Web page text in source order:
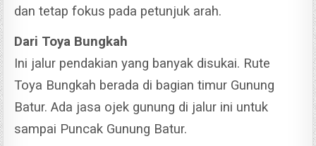
dan tetap fokus pada petunjuk arah.
Dari Toya Bungkah
Ini jalur pendakian yang banyak disukai. Rute
Toya Bungkah berada di bagian timur Gunung
Batur. Ada jasa ojek gunung di jalur ini untuk
sampai Puncak Gunung Batur.